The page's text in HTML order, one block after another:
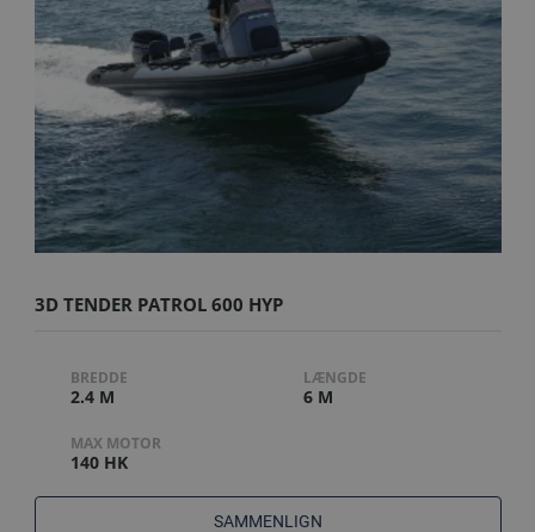
3D TENDER PATROL 600 HYP
BREDDE
2.4 M
LÆNGDE
6 M
MAX MOTOR
140 HK
SAMMENLIGN